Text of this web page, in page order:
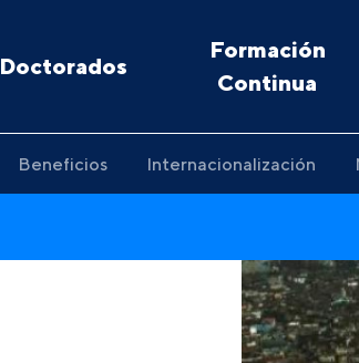
Doctorados
Formación
Continua
Beneficios Internacionalización